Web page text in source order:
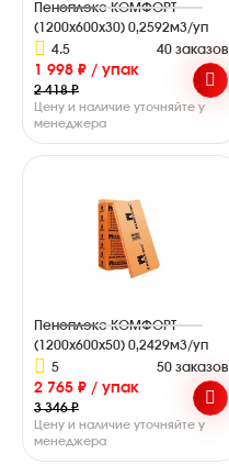
Пеноплэкс КОМФОРТ
(1200х600х30) 0,2592м3/уп
4.5
40 заказов
1 998 ₽ / упак
2 418 ₽
Цену и наличие уточняйте у
менеджера
Пеноплэкс КОМФОРТ
(1200х600х50) 0,2429м3/уп
5
50 заказов
2 765 ₽ / упак
3 346 ₽
Цену и наличие уточняйте у
менеджера